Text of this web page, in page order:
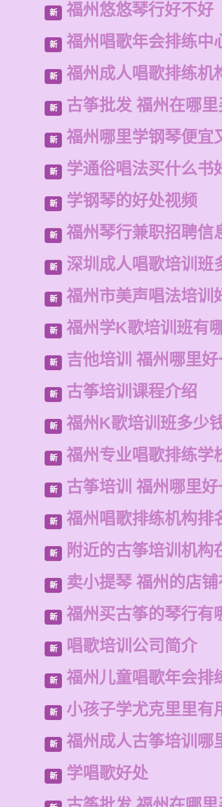
新 福州悠悠琴行好不好
新 福州唱歌年会排练中
新 福州成人唱歌排练机
新 古筝批发 福州在哪
新 福州哪里学钢琴便宜
新 学通俗唱法买什么书
新 学钢琴的好处视频
新 福州琴行兼职招聘信
新 深圳成人唱歌培训班
新 福州市美声唱法培训
新 福州学K歌培训班有
新 吉他培训 福州哪里
新 古筝培训课程介绍
新 福州K歌培训班多少
新 福州专业唱歌排练学
新 古筝培训 福州哪里
新 福州唱歌排练机构排
新 附近的古筝培训机构
新 卖小提琴 福州的店
新 福州买古筝的琴行有
新 唱歌培训公司简介
新 福州儿童唱歌年会排
新 小孩子学尤克里里有
新 福州成人古筝培训哪
新 学唱歌好处